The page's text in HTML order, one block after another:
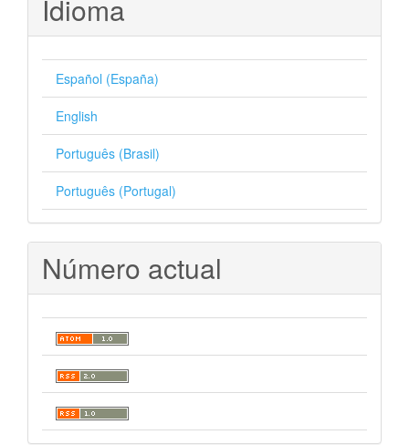
Idioma
Español (España)
English
Português (Brasil)
Português (Portugal)
Número actual